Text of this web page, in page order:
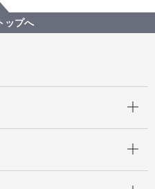
会・統計資料等
可能な住宅地整備事業者選定
ップへ